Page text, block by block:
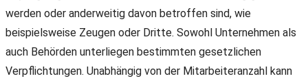
werden oder anderweitig davon betroffen sind, wie
beispielsweise Zeugen oder Dritte. Sowohl Unternehmen als
auch Behörden unterliegen bestimmten gesetzlichen
Verpflichtungen. Unabhängig von der Mitarbeiteranzahl kann